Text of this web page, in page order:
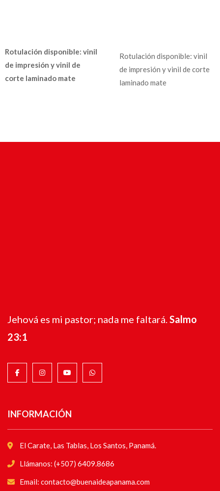
Rotulación disponible: vinil
de impresión y vinil de
corte laminado mate
Rotulación disponible: vinil
de impresión y vinil de corte
laminado mate
Jehová es mi pastor; nada me faltará.Salmo
23:1
INFORMACIÓN
El Carate, Las Tablas, Los Santos, Panamá.
Llámanos: (+507) 6409.8686
Email: contacto@buenaideapanama.com